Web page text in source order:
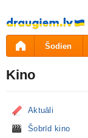
Pāriet
uz
saturu
Šodien
Kino
Aktuāli
Šobrīd kino